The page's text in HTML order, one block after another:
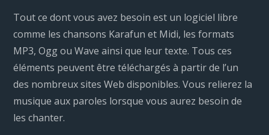
Tout ce dont vous avez besoin est un logiciel libre
comme les chansons Karafun et Midi, les formats
MP3, Ogg ou Wave ainsi que leur texte. Tous ces
éléments peuvent être téléchargés à partir de l’un
des nombreux sites Web disponibles. Vous relierez la
musique aux paroles lorsque vous aurez besoin de
les chanter.